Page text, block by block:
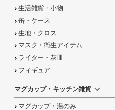
生活雑貨・小物
缶・ケース
生地・クロス
マスク・衛生アイテム
ライター・灰皿
フィギュア
マグカップ・キッチン雑貨
マグカップ・湯のみ